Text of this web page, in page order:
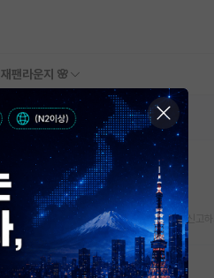
재팬라운지 🌸
스크랩 신고하